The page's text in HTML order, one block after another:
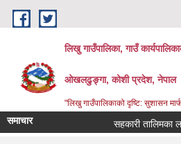
Skip to main content
लिखु गाउँपालिका, गाउँ
ओखलढुङ्गा, कोशी प्रदेश, नेपाल
"लिखु गाउँपालिकाको दृष्टि: सुशासन
समाचार सहकारी तालिमका